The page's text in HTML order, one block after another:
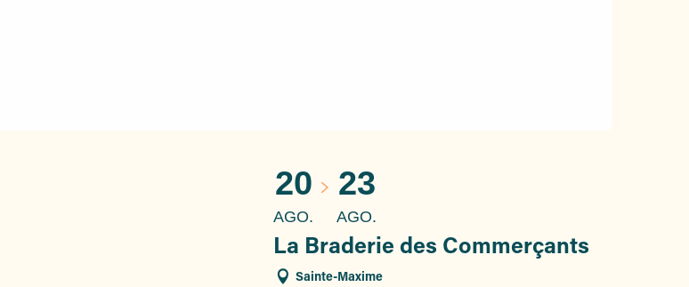
20
AGO.
23
AGO.
La Braderie des Commerçants
Sainte-Maxime